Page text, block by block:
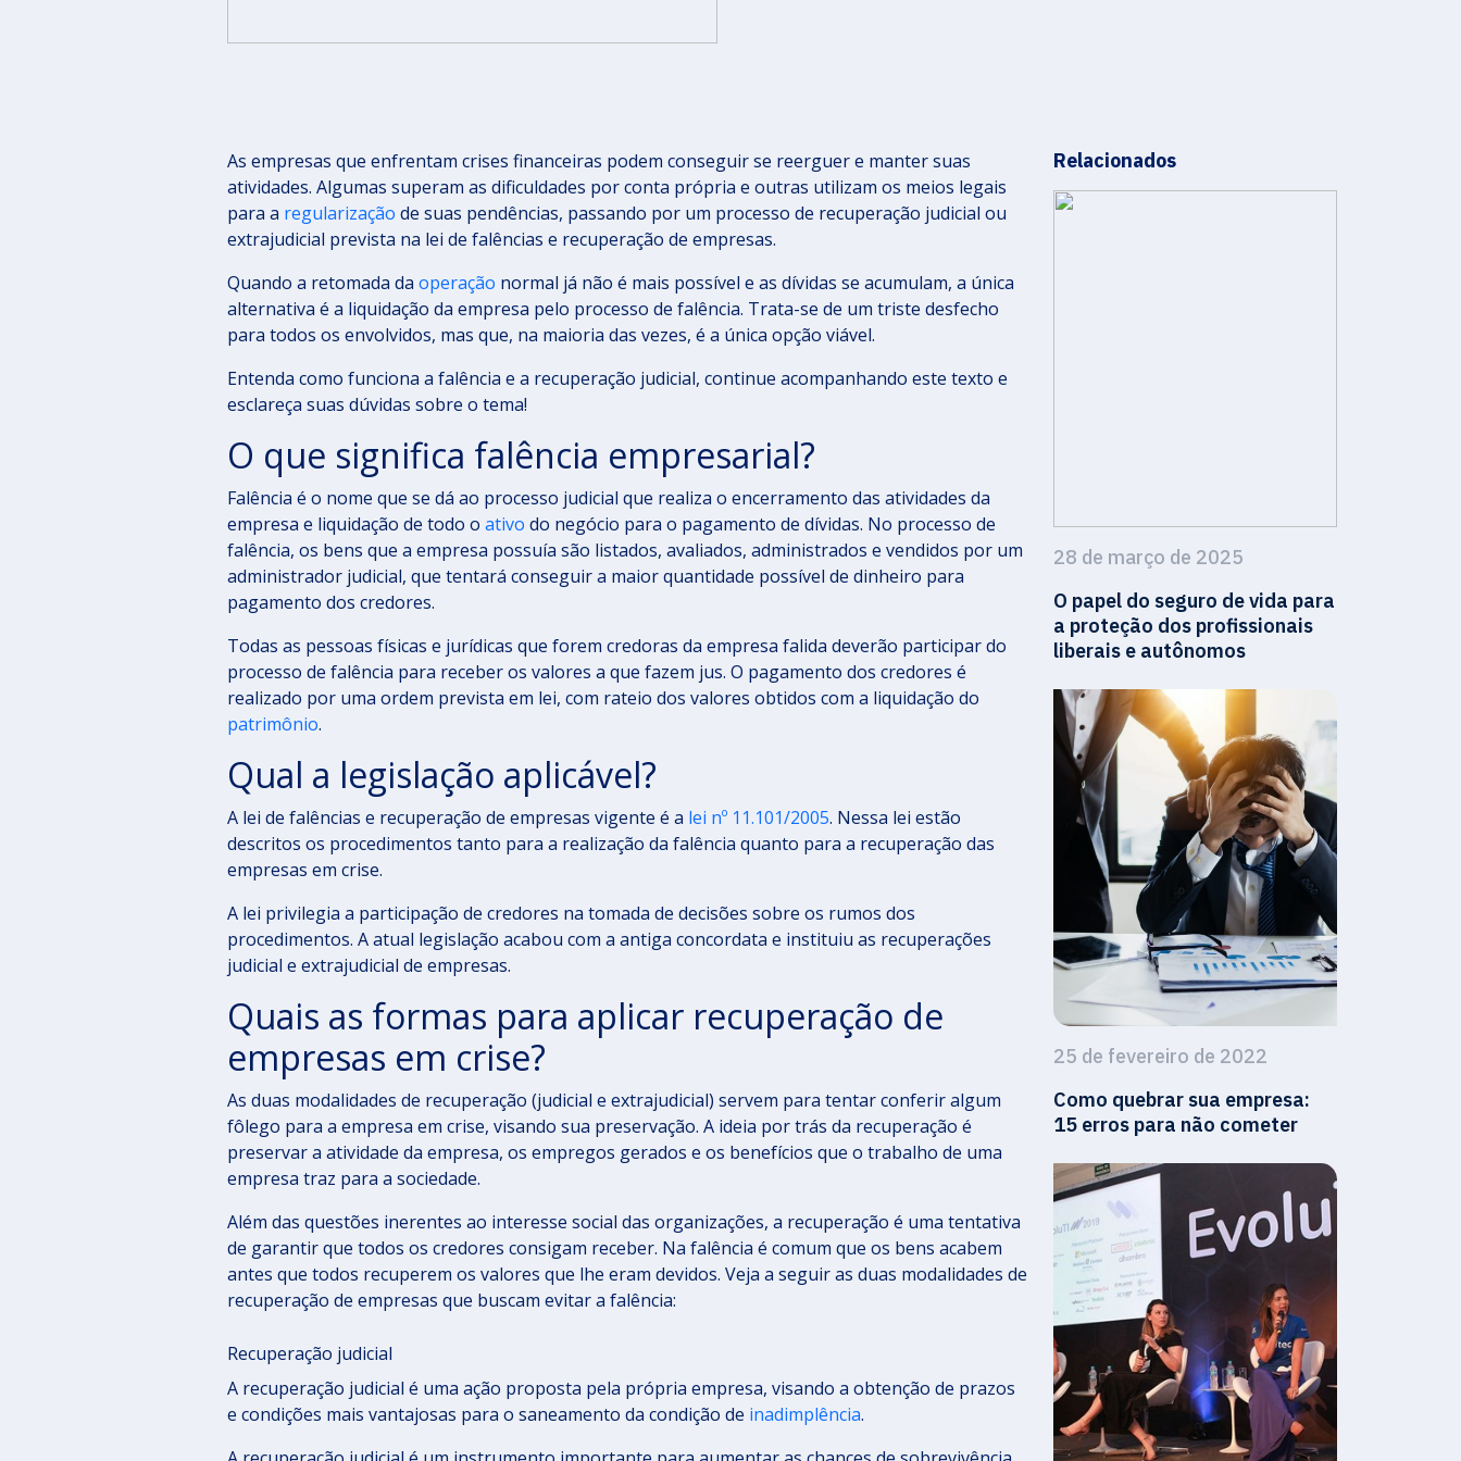
As empresas que enfrentam crises financeiras podem conseguir se reerguer e manter suas
atividades. Algumas superam as dificuldades por conta própria e outras utilizam os meios legais
para a regularização de suas pendências, passando por um processo de recuperação judicial ou
extrajudicial prevista na lei de falências e recuperação de empresas.
Quando a retomada da operação normal já não é mais possível e as dívidas se acumulam, a única
alternativa é a liquidação da empresa pelo processo de falência. Trata-se de um triste desfecho
para todos os envolvidos, mas que, na maioria das vezes, é a única opção viável.
Entenda como funciona a falência e a recuperação judicial, continue acompanhando este texto e
esclareça suas dúvidas sobre o tema!
O que significa falência empresarial?
Falência é o nome que se dá ao processo judicial que realiza o encerramento das atividades da
empresa e liquidação de todo o ativo do negócio para o pagamento de dívidas. No processo de
falência, os bens que a empresa possuía são listados, avaliados, administrados e vendidos por um
administrador judicial, que tentará conseguir a maior quantidade possível de dinheiro para
pagamento dos credores.
Todas as pessoas físicas e jurídicas que forem credoras da empresa falida deverão participar do
processo de falência para receber os valores a que fazem jus. O pagamento dos credores é
realizado por uma ordem prevista em lei, com rateio dos valores obtidos com a liquidação do
patrimônio.
Qual a legislação aplicável?
A lei de falências e recuperação de empresas vigente é a lei nº 11.101/2005. Nessa lei estão
descritos os procedimentos tanto para a realização da falência quanto para a recuperação das
empresas em crise.
A lei privilegia a participação de credores na tomada de decisões sobre os rumos dos
procedimentos. A atual legislação acabou com a antiga concordata e instituiu as recuperações
judicial e extrajudicial de empresas.
Quais as formas para aplicar recuperação de
empresas em crise?
As duas modalidades de recuperação (judicial e extrajudicial) servem para tentar conferir algum
fôlego para a empresa em crise, visando sua preservação. A ideia por trás da recuperação é
preservar a atividade da empresa, os empregos gerados e os benefícios que o trabalho de uma
empresa traz para a sociedade.
Além das questões inerentes ao interesse social das organizações, a recuperação é uma tentativa
de garantir que todos os credores consigam receber. Na falência é comum que os bens acabem
antes que todos recuperem os valores que lhe eram devidos. Veja a seguir as duas modalidades de
recuperação de empresas que buscam evitar a falência:
Recuperação judicial
A recuperação judicial é uma ação proposta pela própria empresa, visando a obtenção de prazos
e condições mais vantajosas para o saneamento da condição de inadimplência.
Relacionados
28 de março de 2025
O papel do seguro de vida para
a proteção dos profissionais
liberais e autônomos
25 de fevereiro de 2022
Como quebrar sua empresa:
15 erros para não cometer